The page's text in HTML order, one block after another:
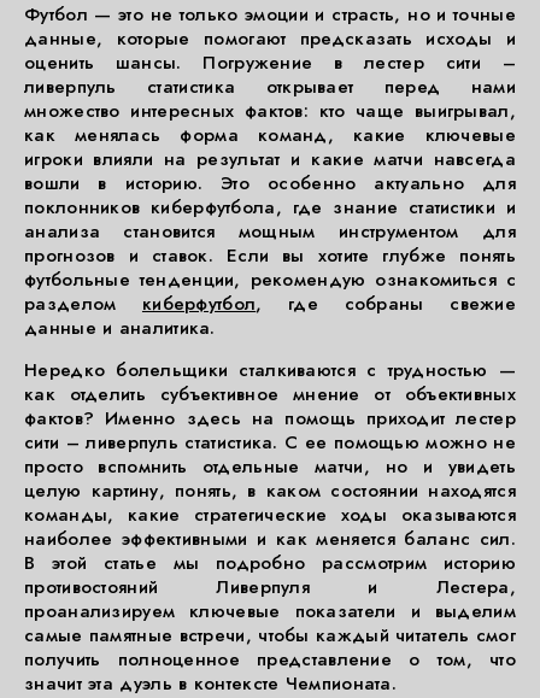
Футбол — это не только эмоции и страсть, но и точные
данные, которые помогают предсказать исходы и
оценить шансы. Погружение в лестер сити –
ливерпуль статистика открывает перед нами
множество интересных фактов: кто чаще выигрывал,
как менялась форма команд, какие ключевые
игроки влияли на результат и какие матчи навсегда
вошли в историю. Это особенно актуально для
поклонников киберфутбола, где знание статистики и
анализа становится мощным инструментом для
прогнозов и ставок. Если вы хотите глубже понять
футбольные тенденции, рекомендую ознакомиться с
разделом киберфутбол, где собраны свежие
данные и аналитика.
Нередко болельщики сталкиваются с трудностью —
как отделить субъективное мнение от объективных
фактов? Именно здесь на помощь приходит лестер
сити – ливерпуль статистика. С ее помощью можно не
просто вспомнить отдельные матчи, но и увидеть
целую картину, понять, в каком состоянии находятся
команды, какие стратегические ходы оказываются
наиболее эффективными и как меняется баланс сил.
В этой статье мы подробно рассмотрим историю
противостояний Ливерпуля и Лестера,
проанализируем ключевые показатели и выделим
самые памятные встречи, чтобы каждый читатель смог
получить полноценное представление о том, что
значит эта дуэль в контексте Чемпионата.